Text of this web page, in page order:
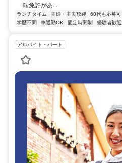
転免許があ...
ランチタイム 主婦・主夫歓迎 60代も応募可
学歴不問
車通勤OK 固定時間制 経験者歓迎
アルバイト・パート